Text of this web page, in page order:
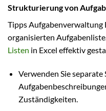
Strukturierung von
Tipps Aufgabenverwaltung
organisierten
Listen in Excel effektiv
Verwenden Sie separate
Zuständigkeiten.